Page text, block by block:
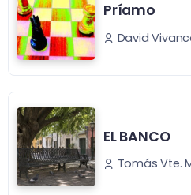
Príamo
David
EL BANCO
Tomás Vte.